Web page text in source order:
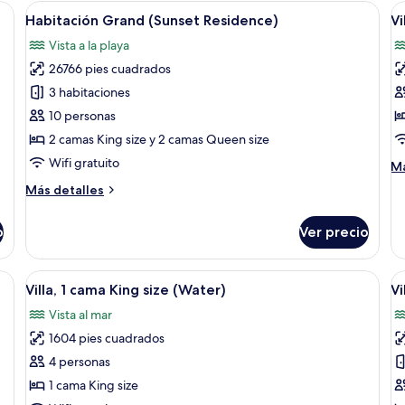
(Beach)
un sofá grande, un televisor de pantalla plana y una zona de estar con
Abrir
todas
las
fotos
de
Habitación
Grand
(Sunset
Residence)
Una sala de estar moderna con un
24
Habitación Grand (Sunset Residence)
Vista a la playa
26766 pies cuadrados
3 habitaciones
10 personas
2 camas King size y 2 camas Queen size
Wifi gratuito
Más detalles
Más
Grand
(Sunset
Residence)
Ver precio
un sofá grande, un televisor de pantalla plana y una zona de estar con
Abrir
todas
las
fotos
de
Villa,
Un dormitorio lujoso con una cama
21
Villa, 1 cama King size (Water)
Vista al mar
1604 pies cuadrados
4 personas
1 cama King size